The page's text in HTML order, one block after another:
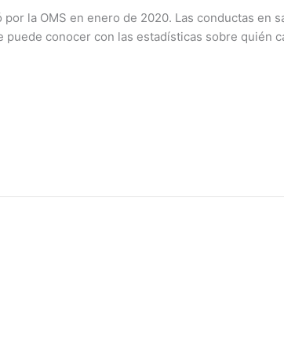
la OMS en enero de 2020. Las conductas en
conocer con las estadísticas sobre quién